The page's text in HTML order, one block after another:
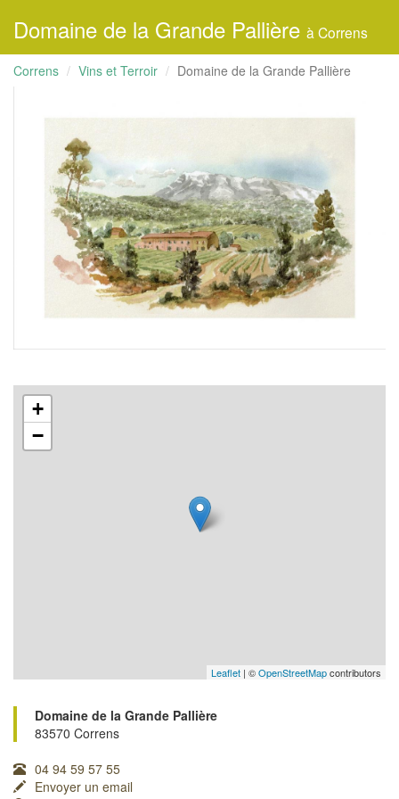
Domaine de la Grande Pallière à Correns
Correns Vins et Terroir Domaine de la Grande Pallière
+
−
Leaflet | ©OpenStreetMapcontributors
Domaine de la Grande Pallière
83570 Correns
04 94 59 57 55
Envoyer un email